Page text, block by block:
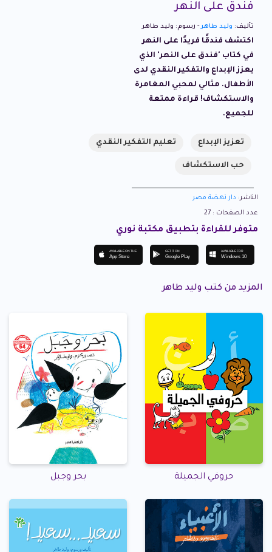
فندق على النهر
تأليف: وليد طاهر - رسوم: وليد طاهر
اكتشف فندقًا فريدًا على النهر
في كتاب 'فندق على النهر' الذي
يعزز الإبداع والتفكير النقدي لدى
الأطفال. مثالي لمحبي المغامرة
والاستكشاف! قراءة ممتعة
للجميع.
تعزيز الإبداع تعليم التفكير النقدي
حب الاستكشاف
الناشر: دار نهضة مصر
عدد الصفحات : 27
متوفر للقراءة بتطبيق مكتبة نوري
AVAILABLE ON THE
App Store
GET IT ON
Google Play
AVAILABLE FOR
Windows 10
المزيد من كتب وليد طاهر
حروفي الجميلة بحر وجبل